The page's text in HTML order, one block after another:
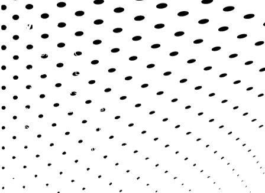
Servicios
SaluDirecta Citas
SaluDirecta Lab
SaluDirecta Job
SaluDirecta Market
SaluDirecta Learning
Longevidad y Bienestar
Contact